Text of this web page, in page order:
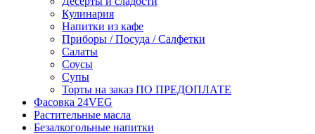
Кулинария
Напитки из кафе
Приборы / Посуда / Салфетки
Салаты
Соусы
Супы
Торты на заказ ПО ПРЕДОПЛАТЕ
Фасовка 24VEG
Растительные масла
Безалкогольные напитки